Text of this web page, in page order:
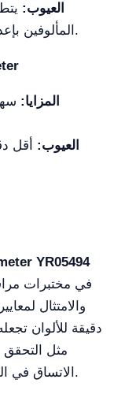
العيوب:
المألوفين بإعدادات الشاشة التي تعمل باللمس.
المزايا:
العيوب: أقل
YR05494
في مختبرات
والامتثال
دقيقة للألوان
مثل التحقق
الاتساق في الطلاءات والتشطيبات للأسواق التنافسية.